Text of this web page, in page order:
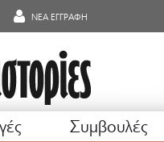
ΝΕΑ ΕΓΓΡΑΦΗ
Συμβουλές